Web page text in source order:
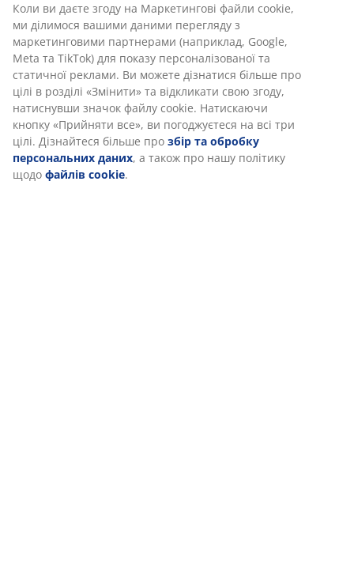
Коли ви даєте згоду на Маркетингові файли cookie,
ми ділимося вашими даними перегляду з
маркетинговими партнерами (наприклад, Google,
Meta та TikTok) для показу персоналізованої та
статичної реклами. Ви можете дізнатися більше про
цілі в розділі «Змінити» та відкликати свою згоду,
натиснувши значок файлу cookie. Натискаючи
кнопку «Прийняти все», ви погоджуєтеся на всі три
цілі. Дізнайтеся більше про збір та обробку
персональних даних, а також про нашу політику
щодо файлів cookie.